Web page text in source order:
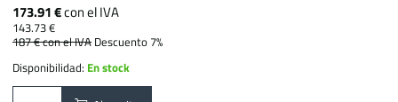
173.91 €con el IVA
143.73 €
187 €con el IVA Descuento 7%
Disponibilidad: En stock